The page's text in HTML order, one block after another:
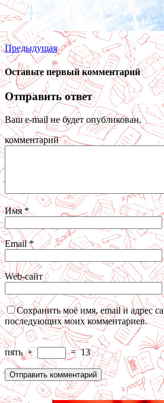
Предыдущая
Оставьте первый комментарий
Отправить ответ
Ваш e-mail не будет опубликован.
комментарий
Имя *
Email*
Web-сайт
Сохранить моё имя, email и адрес
последующих моих комментариев.
пять + = 13